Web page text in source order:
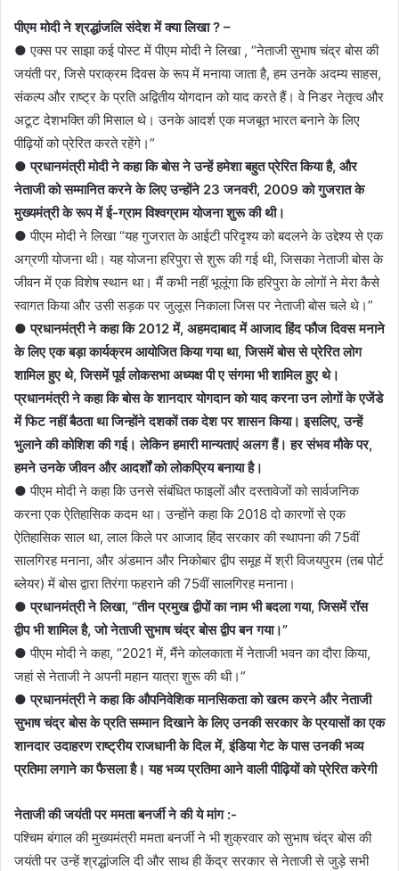
पीएम मोदी ने श्रद्धांजलि संदेश में क्या लिखा ? –
● एक्स पर साझा कई पोस्ट में पीएम मोदी ने लिखा , “नेताजी सुभाष चंद्र बोस की
जयंती पर, जिसे पराक्रम दिवस के रूप में मनाया जाता है, हम उनके अदम्य साहस,
संकल्प और राष्ट्र के प्रति अद्वितीय योगदान को याद करते हैं। वे निडर नेतृत्व और
अटूट देशभक्ति की मिसाल थे। उनके आदर्श एक मजबूत भारत बनाने के लिए
पीढ़ियों को प्रेरित करते रहेंगे।”
●प्रधानमंत्री मोदी ने कहा कि बोस ने उन्हें हमेशा बहुत प्रेरित किया है, और
नेताजी को सम्मानित करने के लिए उन्होंने 23 जनवरी, 2009 को गुजरात के
मुख्यमंत्री के रूप में ई-ग्राम विश्वग्राम योजना शुरू की थी।
● पीएम मोदी ने लिखा “यह गुजरात के आईटी परिदृश्य को बदलने के उद्देश्य से एक
अग्रणी योजना थी। यह योजना हरिपुरा से शुरू की गई थी, जिसका नेताजी बोस के
जीवन में एक विशेष स्थान था। मैं कभी नहीं भूलूंगा कि हरिपुरा के लोगों ने मेरा कैसे
स्वागत किया और उसी सड़क पर जुलूस निकाला जिस पर नेताजी बोस चले थे।”
●प्रधानमंत्री ने कहा कि 2012 में, अहमदाबाद में आजाद हिंद फौज दिवस मनाने
के लिए एक बड़ा कार्यक्रम आयोजित किया गया था, जिसमें बोस से प्रेरित लोग
शामिल हुए थे, जिसमें पूर्व लोकसभा अध्यक्ष पी ए संगमा भी शामिल हुए थे।
प्रधानमंत्री ने कहा कि बोस के शानदार योगदान को याद करना उन लोगों के एजेंडे
में फिट नहीं बैठता था जिन्होंने दशकों तक देश पर शासन किया। इसलिए, उन्हें
भुलाने की कोशिश की गई। लेकिन हमारी मान्यताएं अलग हैं। हर संभव मौके पर,
हमने उनके जीवन और आदर्शों को लोकप्रिय बनाया है।
● पीएम मोदी ने कहा कि उनसे संबंधित फाइलों और दस्तावेजों को सार्वजनिक
करना एक ऐतिहासिक कदम था। उन्होंने कहा कि 2018 दो कारणों से एक
ऐतिहासिक साल था, लाल किले पर आजाद हिंद सरकार की स्थापना की 75वीं
सालगिरह मनाना, और अंडमान और निकोबार द्वीप समूह में श्री विजयपुरम (तब पोर्ट
ब्लेयर) में बोस द्वारा तिरंगा फहराने की 75वीं सालगिरह मनाना।
●प्रधानमंत्री ने लिखा, “तीन प्रमुख द्वीपों का नाम भी बदला गया, जिसमें रॉस
द्वीप भी शामिल है, जो नेताजी सुभाष चंद्र बोस द्वीप बन गया।”
● पीएम मोदी ने कहा, “2021 में, मैंने कोलकाता में नेताजी भवन का दौरा किया,
जहां से नेताजी ने अपनी महान यात्रा शुरू की थी।”
●प्रधानमंत्री ने कहा कि औपनिवेशिक मानसिकता को खत्म करने और नेताजी
सुभाष चंद्र बोस के प्रति सम्मान दिखाने के लिए उनकी सरकार के प्रयासों का एक
शानदार उदाहरण राष्ट्रीय राजधानी के दिल में, इंडिया गेट के पास उनकी भव्य
प्रतिमा लगाने का फैसला है। यह भव्य प्रतिमा आने वाली पीढ़ियों को प्रेरित करेगी
नेताजी की जयंती पर ममता बनर्जी ने की ये मांग :-
पश्चिम बंगाल की मुख्यमंत्री ममता बनर्जी ने भी शुक्रवार को सुभाष चंद्र बोस की
जयंती पर उन्हें श्रद्धांजलि दी और साथ ही केंद्र सरकार से नेताजी से जुड़े सभी